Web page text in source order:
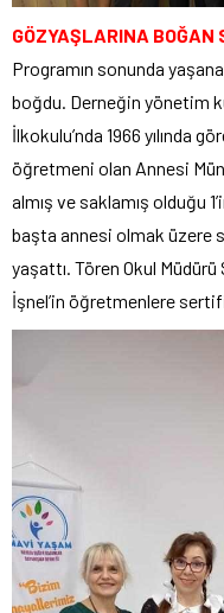
GÖZYAŞLARINA BOĞAN
Programın sonunda
boğdu. Derneğin yönetim
İlkokulu’nda 1966 yılında
öğretmeni olan Annesi
almış ve saklamış olduğu
başta annesi olmak üzere
yaşattı. Tören Okul
İşnel’in öğretmenlere